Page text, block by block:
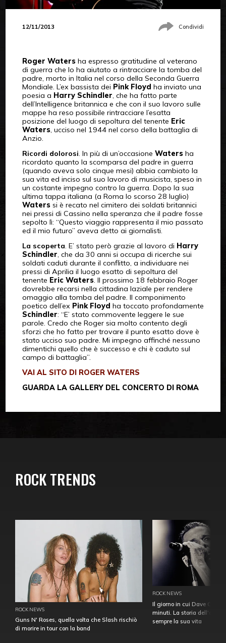
12/11/2013 Condividi
Roger Watersha espresso gratitudine al veterano
di guerra che lo ha aiutato a rintracciare la tomba del
padre, morto in Italia nel corso della Seconda Guerra
Mondiale. L’ex bassista dei Pink Floyd ha inviato una
poesia a Harry Schindler, che ha fatto parte
dell’Intelligence britannica e che con il suo lavoro sulle
mappe ha reso possibile rintracciare l’esatta
posizione del luogo di sepoltura del tenente Eric
Waters, ucciso nel 1944 nel corso della battaglia di
Anzio.
Ricordi dolorosi. In più di un’occasione Watersha
ricordato quanto la scomparsa del padre in guerra
(quando aveva solo cinque mesi) abbia cambiato la
sua vita ed inciso sul suo lavoro di musicista, speso in
un costante impegno contro la guerra. Dopo la sua
ultima tappa italiana (a Roma lo scorso 28 luglio)
Waterssi è recato nel cimitero dei soldati britannici
nei pressi di Cassino nella speranza che il padre fosse
sepolto lì: “Questo viaggio rappresenta il mio passato
ed il mio futuro” aveva detto ai giornalisti.
La scoperta. E’ stato però grazie al lavoro di Harry
Schindler, che da 30 anni si occupa di ricerche sui
soldati caduti durante il conflitto, a individuare nei
pressi di Aprilia il luogo esatto di sepoltura del
tenente Eric Waters. Il prossimo 18 febbraio Roger
dovrebbe recarsi nella cittadina laziale per rendere
omaggio alla tomba del padre. Il componimento
poetico dell’ex Pink Floyd ha toccato profondamente
Schindler: “E’ stato commovente leggere le sue
parole. Credo che Roger sia molto contento degli
sforzi che ho fatto per trovare il punto esatto dove è
stato ucciso suo padre. Mi impegno affinché nessuno
dimentichi quello che è successo e chi è caduto sul
campo di battaglia”.
VAI AL SITO DI ROGER WATERS
GUARDA LA GALLERY DEL CONCERTO DI ROMA
ROCK TRENDS
ROCK NEWS
Guns N' Roses, quella volta che Slash rischiò
di morire in tour con la band
ROCK NEWS
Il giorno in cui Dave
minuti. La storia
sempre la sua vita